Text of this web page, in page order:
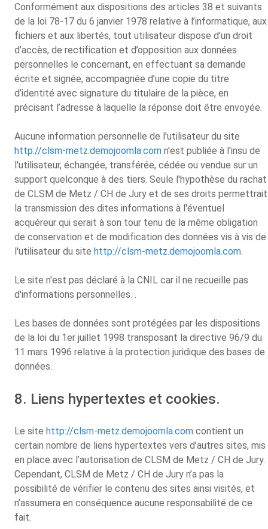
Conformément aux dispositions des articles 38 et suivants
de la loi 78-17 du 6 janvier 1978 relative à l’informatique, aux
fichiers et aux libertés, tout utilisateur dispose d’un droit
d’accès, de rectification et d’opposition aux données
personnelles le concernant, en effectuant sa demande
écrite et signée, accompagnée d’une copie du titre
d’identité avec signature du titulaire de la pièce, en
précisant l’adresse à laquelle la réponse doit être envoyée.
Aucune information personnelle de l'utilisateur du site
http://clsm-metz.demojoomla.com n'est publiée à l'insu de
l'utilisateur, échangée, transférée, cédée ou vendue sur un
support quelconque à des tiers. Seule l'hypothèse du rachat
de CLSM de Metz / CH de Jury et de ses droits permettrait
la transmission des dites informations à l'éventuel
acquéreur qui serait à son tour tenu de la même obligation
de conservation et de modification des données vis à vis de
l'utilisateur du site http://clsm-metz.demojoomla.com.
Le site n'est pas déclaré à la CNIL car il ne recueille pas
d'informations personnelles. .
Les bases de données sont protégées par les dispositions
de la loi du 1er juillet 1998 transposant la directive 96/9 du
11 mars 1996 relative à la protection juridique des bases de
données.
8. Liens hypertextes et cookies.
Le site http://clsm-metz.demojoomla.com contient un
certain nombre de liens hypertextes vers d’autres sites, mis
en place avec l’autorisation de CLSM de Metz / CH de Jury.
Cependant, CLSM de Metz / CH de Jury n’a pas la
possibilité de vérifier le contenu des sites ainsi visités, et
n’assumera en conséquence aucune responsabilité de ce
fait.